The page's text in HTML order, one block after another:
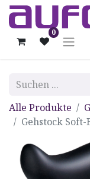
0
Alle Produkte
Gehstock